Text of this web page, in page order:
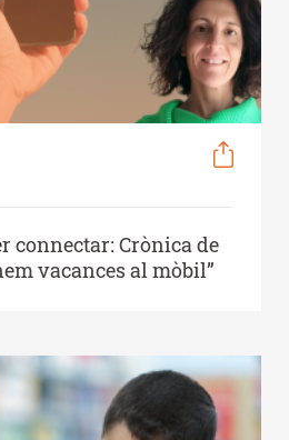
connectar: Crònica de
vacances al mòbil”